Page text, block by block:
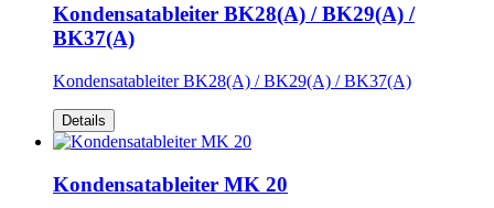
Kondensatableiter BK28(A) / BK29(A) /
BK37(A)
Kondensatableiter BK28(A) / BK29(A) / BK37(A)
Details
Kondensatableiter MK 20